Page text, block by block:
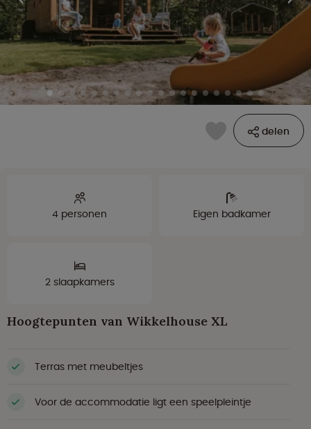
delen
4 personen Eigen badkamer
2 slaapkamers
Hoogtepunten van Wikkelhouse XL
Terras met meubeltjes
Voor de accommodatie ligt een speelpleintje